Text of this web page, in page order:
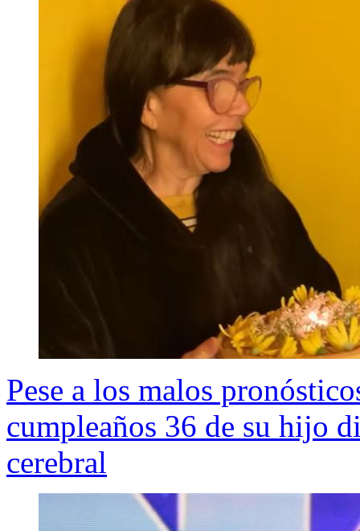
Pese a los malos
cumpleaños 36 de su hijo
cerebral